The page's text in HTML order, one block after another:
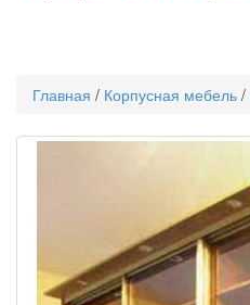
Главная / Корпусная мебель /